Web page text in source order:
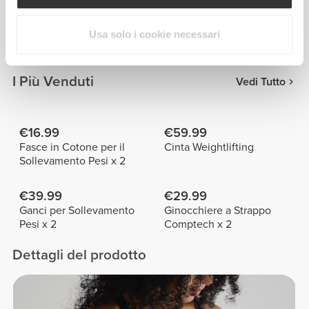
Usa solo i cookie necessari
RODRIGUES
Grabbe
I Più Venduti Vedi Tutto
€16.99
Fasce in Cotone per il
Sollevamento Pesi x 2
€59.99
Cinta Weightlifting
€39.99
Ganci per Sollevamento
Pesi x 2
€29.99
Ginocchiere a Strappo
Comptech x 2
Dettagli del prodotto